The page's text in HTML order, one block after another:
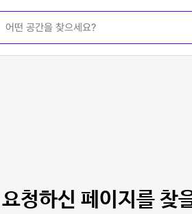
요청하신 페이지를 찾